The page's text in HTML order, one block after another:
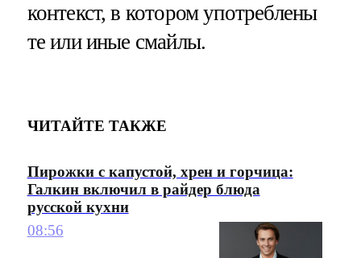
контекст, в котором употреблены
те или иные смайлы.
ЧИТАЙТЕ ТАКЖЕ
Пирожки с капустой, хрен и горчица:
Галкин включил в райдер блюда
русской кухни
08:56